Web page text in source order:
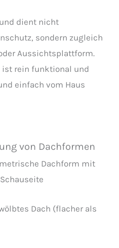
dient nicht
sondern zugleich
Aussichtsplattform.
ist rein funktional und
einfach vom Haus
von Dachformen
Dachform mit
Dach (flacher als